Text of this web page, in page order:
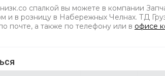
спалкой вы можете в компании
и в розницу в Набережных Челнах. ТД
почте, а также по телефону или в офисе